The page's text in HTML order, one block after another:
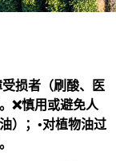
损者（刷酸、医
❌慎用或避免人
）；•对植物油过